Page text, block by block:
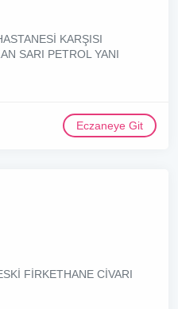
KARŞISI
SARI PETROL YANI
Eczaneye Git
FİRKETHANE CİVARI